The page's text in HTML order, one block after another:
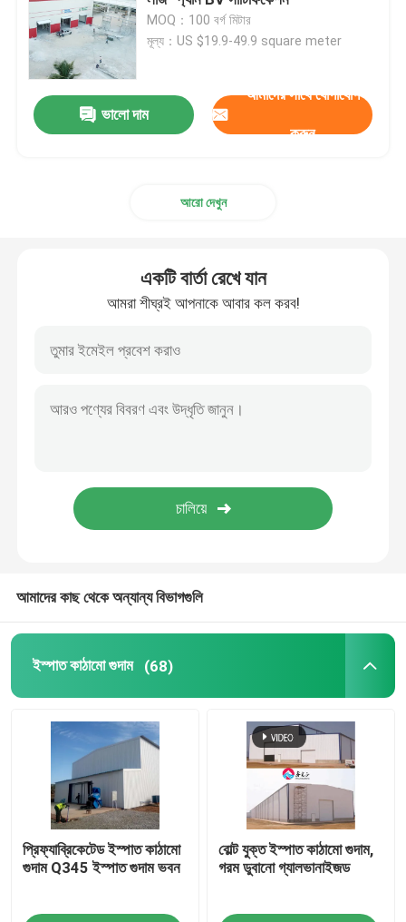
স্টিল স্ট্রাকচার ওয়ার্কশপ
ইস্পাত স্ট্রাকচার বিল্ডিং
ইস্পাত ফ্রেম অফিস বিল্ডিং
ইস্পাত কাঠামোগত উপাদান
MOQ：100 বর্গ মিটার
মূল্য：US $19.9-49.9 square meter
ভালো দাম
আমাদের সাথে যোগাযোগ
করুন
আরো দেখুন
একটি বার্তা রেখে যান
আমরা শীঘ্রই আপনাকে আবার কল করব!
আমাদের কাছ থেকে অন্যান্য বিভাগগুলি
ইস্পাত কাঠামো গুদাম (68)
প্রিফ্যাব্রিকেটেড ইস্পাত কাঠামো
গুদাম Q345 ইস্পাত গুদাম ভবন
বোল্ট যুক্ত ইস্পাত কাঠামো গুদাম,
গরম ডুবানো গ্যালভানাইজড